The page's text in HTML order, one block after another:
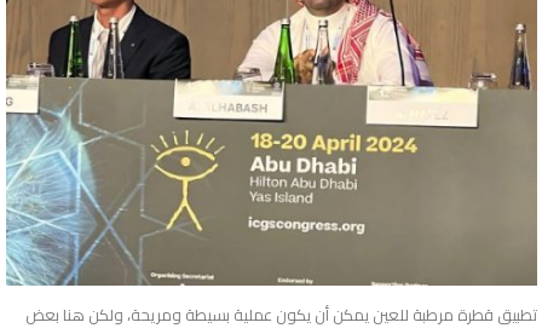
تطبيق قطرة مرطبة للعين يمكن أن يكون عملية بسيطة ومريحة، ولكن هنا بعض